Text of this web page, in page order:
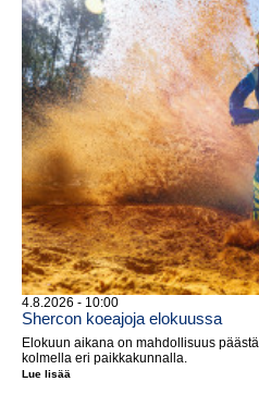
lauantaina
Kanadassa
4.8.2026 - 10:00
Shercon koeajoja elokuussa
Elokuun aikana on mahdollisuus
kolmella eri paikkakunnalla.
Lue lisää